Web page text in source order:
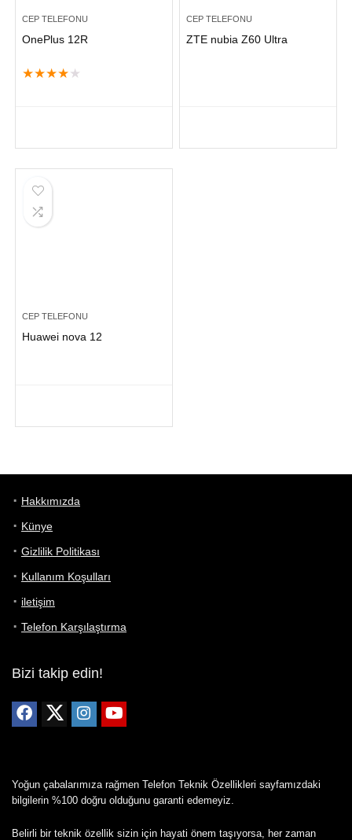
CEP TELEFONU
OnePlus 12R
★★★★ ★
CEP TELEFONU
ZTE nubia Z60 Ultra
CEP TELEFONU
Huawei nova 12
Hakkımızda
Künye
Gizlilik Politikası
Kullanım Koşulları
iletişim
Telefon Karşılaştırma
Bizi takip edin!
Yoğun çabalarımıza rağmen Telefon Teknik Özellikleri sayfamızdaki
bilgilerin %100 doğru olduğunu garanti edemeyiz.
Belirli bir teknik özellik sizin için hayati önem taşıyorsa, her zaman